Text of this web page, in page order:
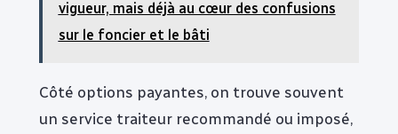
vigueur, mais déjà au cœur des confusions
sur le foncier et le bâti
Côté options payantes, on trouve souvent
un service traiteur recommandé ou imposé,